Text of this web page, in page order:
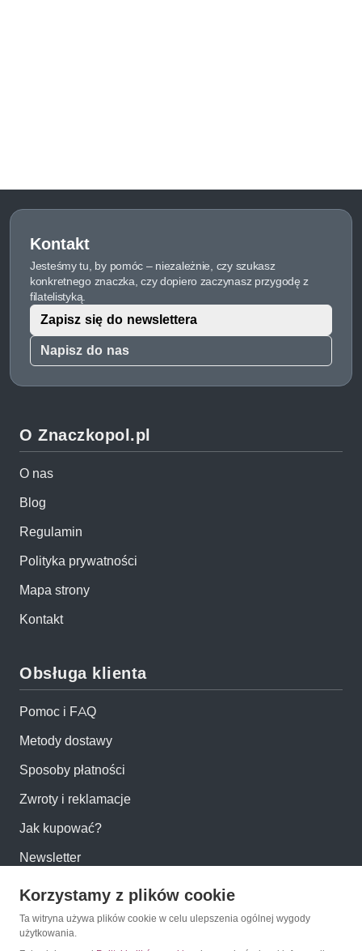
Kontakt
Jesteśmy tu, by pomóc – niezależnie, czy szukasz
konkretnego znaczka, czy dopiero zaczynasz przygodę z
filatelistyką.
Napisz do nas
Zapisz się do newslettera
O Znaczkopol.pl
O nas
Blog
Regulamin
Polityka prywatności
Mapa strony
Kontakt
Obsługa klienta
Pomoc i FAQ
Metody dostawy
Sposoby płatności
Zwroty i reklamacje
Jak kupować?
Newsletter
Konto
Korzystamy z plików cookie
Ta witryna używa plików cookie w celu ulepszenia ogólnej wygody
użytkowania.